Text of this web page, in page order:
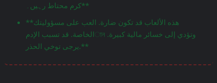
کرم محتاط رہیں۔**
**هذه الألعاب قد تكون ضارة. العب على مسؤوليتك
الخاصة. قد تسبب الإدمান وتؤدي إلى خسائر مالية كبيرة.
يرجى توخي الحذر.**